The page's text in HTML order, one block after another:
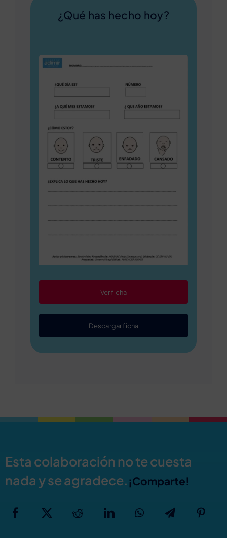
¿Qué has hecho hoy?
Ver ficha
Descargar ficha
Esta colaboración no te cuesta
nada y se agradece.¡Comparte!